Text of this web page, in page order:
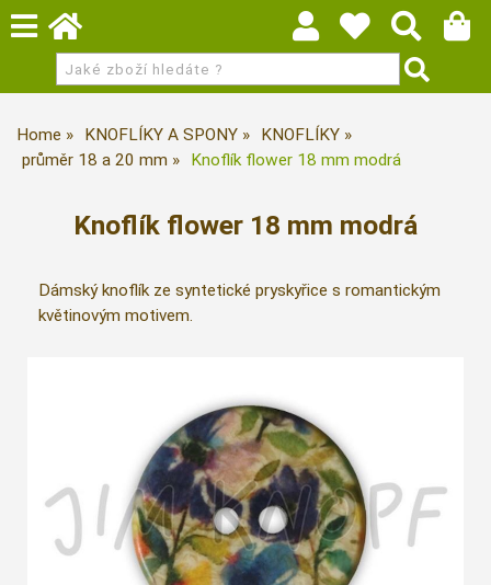
Home KNOFLÍKY A SPONY
KNOFLÍKY
průměr 18 a 20 mm
Knoflík flower 18 mm modrá
Knoflík flower 18 mm modrá
Dámský knoflík ze syntetické pryskyřice s romantickým
květinovým motivem.